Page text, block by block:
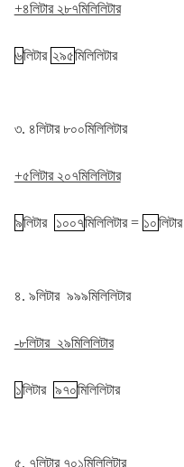
+৪লিটার ২৮৭মিলিলিটার
৬লিটার ২৯৫মিলিলিটার
৩. ৪লিটার ৮০০মিলিলিটার
+৫লিটার ২০৭মিলিলিটার
৯লিটার ১০০৭মিলিলিটার = ১০লিটার
৪. ৯লিটার ৯৯৯মিলিলিটার
-৮লিটার ২৯মিলিলিটার
১লিটার ৯৭০মিলিলিটার
৫. ৭লিটার ৭০১মিলিলিটার